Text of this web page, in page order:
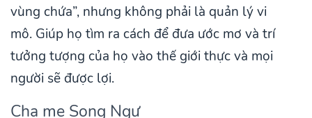
vùng chứa”, nhưng không phải là quản lý vi
mô. Giúp họ tìm ra cách để đưa ước mơ và trí
tưởng tượng của họ vào thế giới thực và mọi
người sẽ được lợi.
Cha mẹ Song Ngư